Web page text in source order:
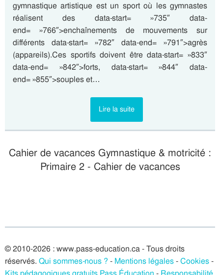
gymnastique artistique est un sport où les gymnastes
réalisent des data-start= »735″ data-
end= »766″>enchaînements de mouvements sur
différents data-start= »782″ data-end= »791″>agrès
(appareils).Ces sportifs doivent être data-start= »833″
data-end= »842″>forts, data-start= »844″ data-
end= »855″>souples et…
Lire la suite
Cahier de vacances Gymnastique & motricité :
Primaire 2 - Cahier de vacances
© 2010-2026 : www.pass-education.ca - Tous droits
réservés. Qui sommes-nous ? - Mentions légales-Cookies-